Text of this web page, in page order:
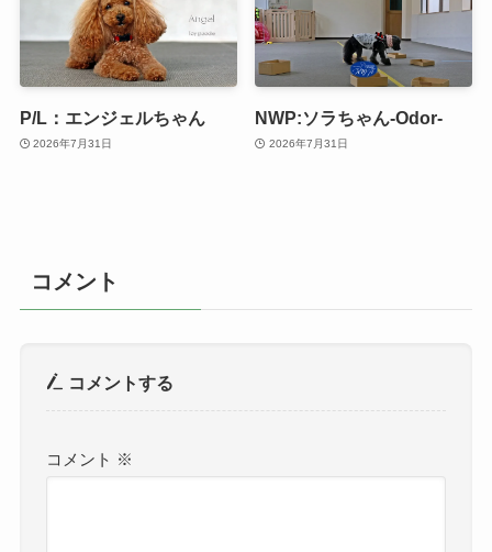
P/L：エンジェルちゃん
2026年7月31日
NWP:ソラちゃん-Odor-
2026年7月31日
コメント
コメントする
コメント ※